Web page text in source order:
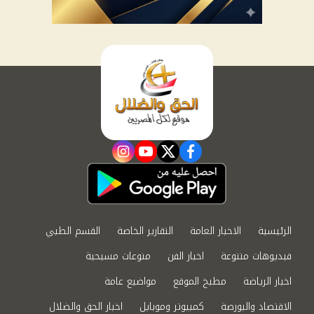
facebook
twitter
youtube
instagram
الرئيسية الاخبار العامة التقارير الخاصة
القسم الطبي
فيديوهات متنوعة
اخبار الفن
منوعات مسيحية
اخبار الرياضة
مطبخ الموقع
مواضيع عامة
الاقتصاد والبورصة
كمبيوتر وموبايل اخبار الحق والضلال